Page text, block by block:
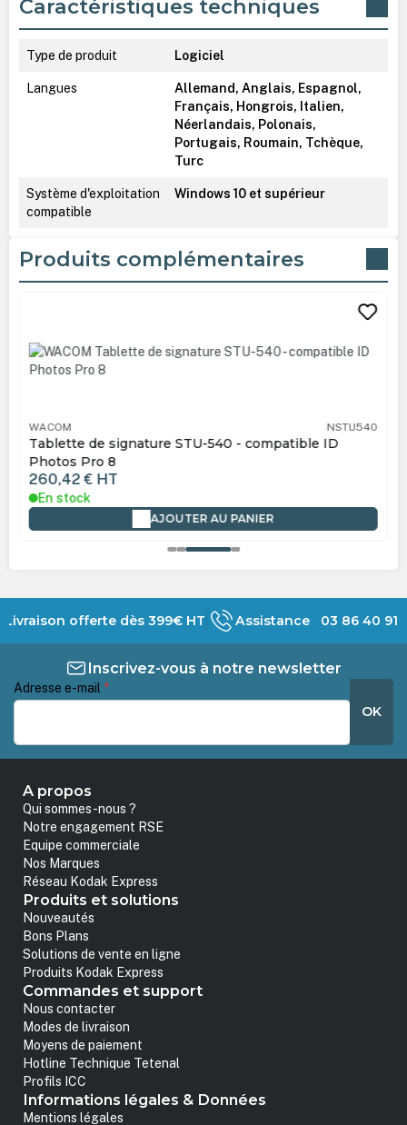
Caractéristiques techniques
Type de produit Logiciel
Langues
Allemand, Anglais, Espagnol,
Français, Hongrois, Italien,
Néerlandais, Polonais,
Portugais, Roumain, Tchèque,
Turc
Système d'exploitation
compatible
Windows 10 et supérieur
Produits complémentaires
WACOM NSTU540
Tablette de signature STU-540 - compatible ID
Photos Pro 8
260,42 € HT
En stock
AJOUTER AU PANIER
Livraison offerte dès 399€ HT Assistance 03 86 40 91
Inscrivez-vous à notre newsletter
Adresse e-mail *
OK
A propos
Qui sommes-nous ?
Notre engagement RSE
Equipe commerciale
Nos Marques
Réseau Kodak Express
Produits et solutions
Nouveautés
Bons Plans
Solutions de vente en ligne
Produits Kodak Express
Commandes et support
Nous contacter
Modes de livraison
Moyens de paiement
Hotline Technique Tetenal
Profils ICC
Informations légales & Données
Mentions légales